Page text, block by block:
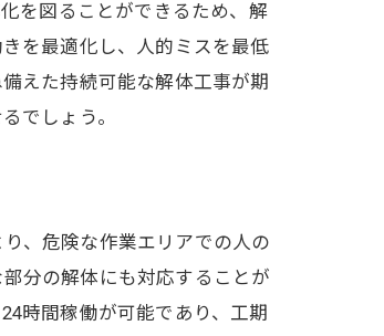
を図ることができるため、解
を最適化し、人的ミスを最低
えた持続可能な解体工事が期
でしょう。
、危険な作業エリアでの人の
分の解体にも対応することが
時間稼働が可能であり、工期